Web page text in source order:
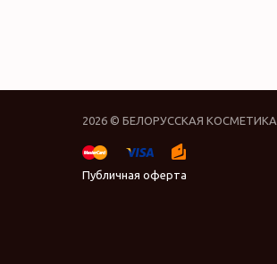
2026 © БЕЛОРУССКАЯ КОСМЕТИКА
Публичная оферта